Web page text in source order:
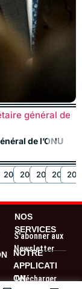
de l’ONU
2014201320122011
NOS
SERVICES
S'abonner aux
Newsletter
NOTRE
APPLICATI
ON
Télécharger